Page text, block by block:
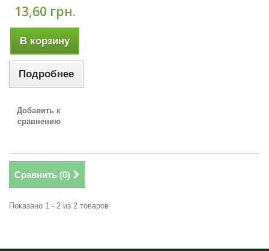
13,60 грн.
В корзину
Подробнее
Добавить к
сравнению
Сравнить (0)
Показано 1 - 2 из 2 товаров